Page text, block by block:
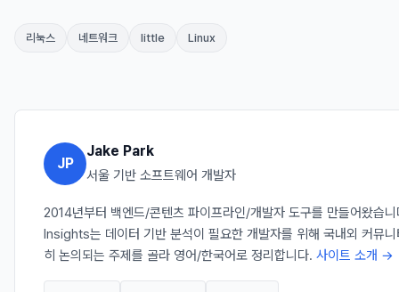
리눅스 네트워크 little Linux
JP
Jake Park
서울 기반 소프트웨어 개발자
2014년부터 백엔드/콘텐츠 파이프라인/개발자 도구를 만들어왔습
Insights는 데이터 기반 분석이 필요한 개발자를 위해 국내외 커뮤
히 논의되는 주제를 골라 영어/한국어로 정리합니다. 사이트 소개 →